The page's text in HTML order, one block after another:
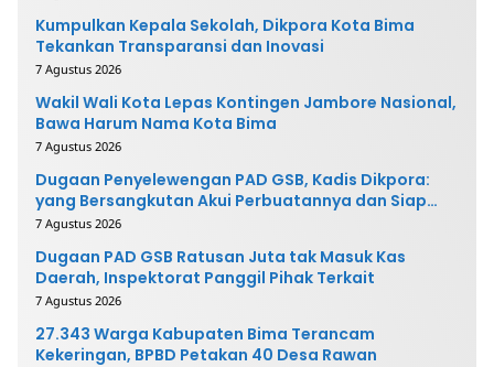
Kumpulkan Kepala Sekolah, Dikpora Kota Bima
Tekankan Transparansi dan Inovasi
7 Agustus 2026
Wakil Wali Kota Lepas Kontingen Jambore Nasional,
Bawa Harum Nama Kota Bima
7 Agustus 2026
Dugaan Penyelewengan PAD GSB, Kadis Dikpora:
yang Bersangkutan Akui Perbuatannya dan Siap
Mengembalikan Uang
7 Agustus 2026
Dugaan PAD GSB Ratusan Juta tak Masuk Kas
Daerah, Inspektorat Panggil Pihak Terkait
7 Agustus 2026
27.343 Warga Kabupaten Bima Terancam
Kekeringan, BPBD Petakan 40 Desa Rawan